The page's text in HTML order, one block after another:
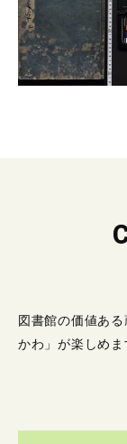
図書館の価値あ
かわ」が楽しめま